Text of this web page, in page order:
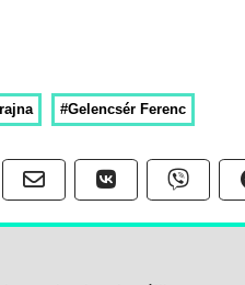
#Gelencsér Ferenc